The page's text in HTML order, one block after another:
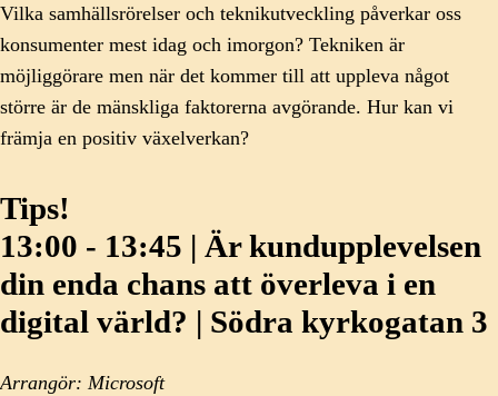
Vilka samhällsrörelser och teknikutveckling påverkar oss
konsumenter mest idag och imorgon? Tekniken är
möjliggörare men när det kommer till att uppleva något
större är de mänskliga faktorerna avgörande. Hur kan vi
främja en positiv växelverkan?
Tips!
13:00 - 13:45 | Är kundupplevelsen
din enda chans att överleva i en
digital värld? | Södra kyrkogatan 3
Arrangör: Microsoft